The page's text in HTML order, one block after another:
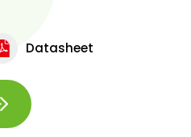
Datasheet